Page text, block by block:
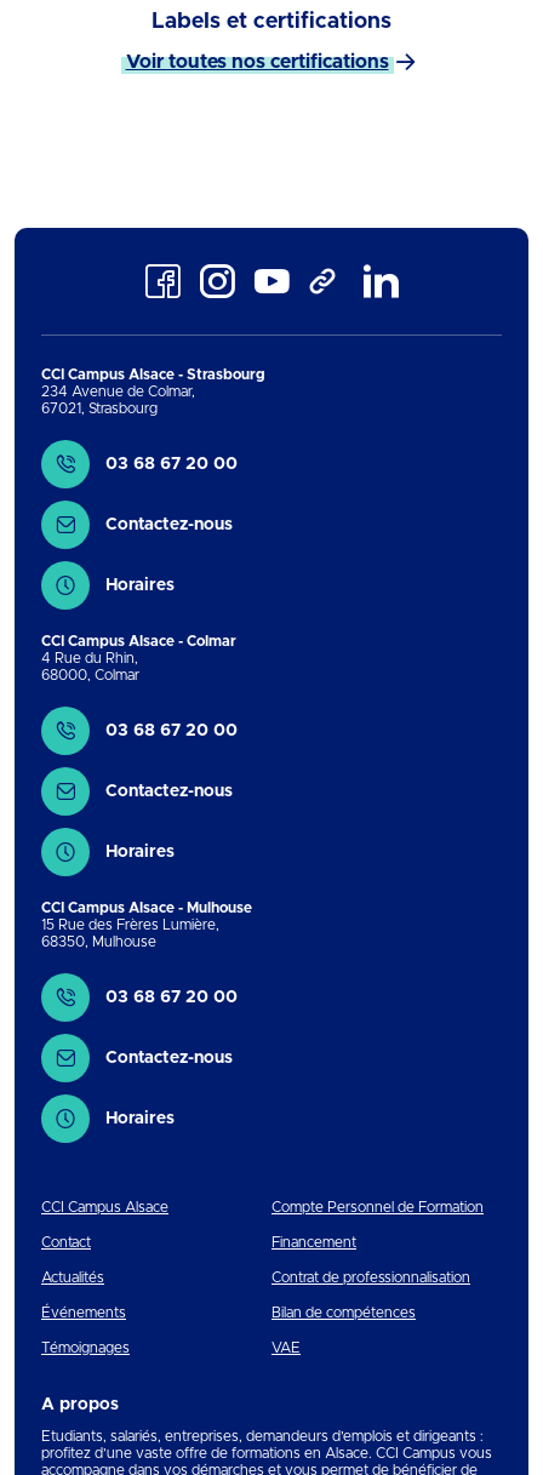
Labels et certifications
Voir toutes nos certifications
FacebookInstagramYoutube TikTok
CCI Campus Alsace - Strasbourg
234 Avenue de Colmar,
67021, Strasbourg
Contact
03 68 67 20 00
Contactez-nous
Horaires
CCI Campus Alsace - Colmar
4 Rue du Rhin,
68000, Colmar
Contact
03 68 67 20 00
Contactez-nous
Horaires
CCI Campus Alsace - Mulhouse
15 Rue des Frères Lumière,
68350, Mulhouse
Contact
03 68 67 20 00
Contactez-nous
Horaires
CCI Campus Alsace
Contact
Actualités
Événements
Témoignages
Compte Personnel de Formation
Financement
Contrat de professionnalisation
Bilan de compétences
VAE
A propos
Etudiants, salariés, entreprises, demandeurs d’emplois et dirigeants :
profitez d’une vaste offre de formations en Alsace. CCI Campus vous
accompagne dans vos démarches et vous permet de bénéficier de